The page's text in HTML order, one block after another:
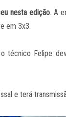
nesta edição. A
em 3x3.
técnico Felipe
e terá